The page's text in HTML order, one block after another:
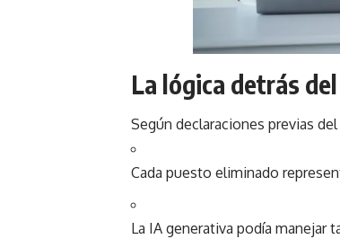
La lógica detrás
Según declaraciones previas
Cada puesto eliminado
La IA generativa podía manejar